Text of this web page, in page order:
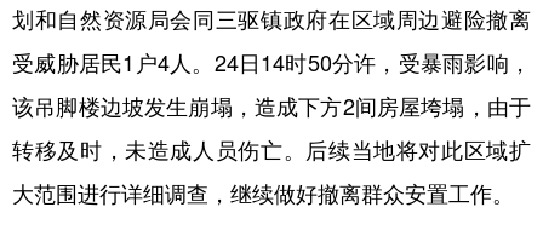
划和自然资源局会同三驱镇政府在区域周边避险撤离
受威胁居民1户4人。24日14时50分许，受暴雨影响，
该吊脚楼边坡发生崩塌，造成下方2间房屋垮塌，由于
转移及时，未造成人员伤亡。后续当地将对此区域扩
大范围进行详细调查，继续做好撤离群众安置工作。